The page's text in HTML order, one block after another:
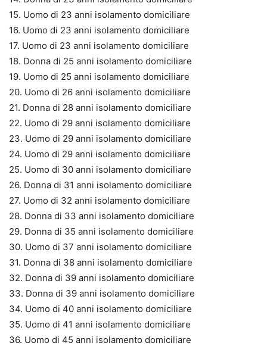
15. Uomo di 23 anni isolamento domiciliare
16. Uomo di 23 anni isolamento domiciliare
17. Uomo di 23 anni isolamento domiciliare
18. Donna di 25 anni isolamento domiciliare
19. Uomo di 25 anni isolamento domiciliare
20. Uomo di 26 anni isolamento domiciliare
21. Donna di 28 anni isolamento domiciliare
22. Uomo di 29 anni isolamento domiciliare
23. Uomo di 29 anni isolamento domiciliare
24. Uomo di 29 anni isolamento domiciliare
25. Uomo di 30 anni isolamento domiciliare
26. Donna di 31 anni isolamento domiciliare
27. Uomo di 32 anni isolamento domiciliare
28. Donna di 33 anni isolamento domiciliare
29. Donna di 35 anni isolamento domiciliare
30. Uomo di 37 anni isolamento domiciliare
31. Donna di 38 anni isolamento domiciliare
32. Donna di 39 anni isolamento domiciliare
33. Donna di 39 anni isolamento domiciliare
34. Uomo di 40 anni isolamento domiciliare
35. Uomo di 41 anni isolamento domiciliare
36. Uomo di 45 anni isolamento domiciliare